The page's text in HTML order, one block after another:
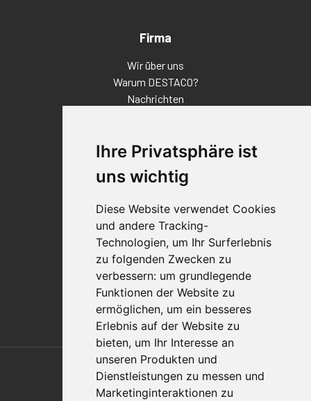
Ihre Privatsphäre ist
uns wichtig
Diese Website verwendet Cookies
und andere Tracking-
Technologien, um Ihr Surferlebnis
zu folgenden Zwecken zu
verbessern: um grundlegende
Funktionen der Website zu
ermöglichen, um ein besseres
Erlebnis auf der Website zu
bieten, um Ihr Interesse an
unseren Produkten und
Dienstleistungen zu messen und
Marketinginteraktionen zu
Firma
Wir über uns
Warum DESTACO?
Nachrichten
Standorte
Qualitätsaussage
Kontakt
Vertriebspartnerfinder
Häufig gestellte Fragen
Datenschutz-Bestimmungen
Nutzungsbedingungen
Richtlinien/AGBs
Also of Interest
Automation Solutions